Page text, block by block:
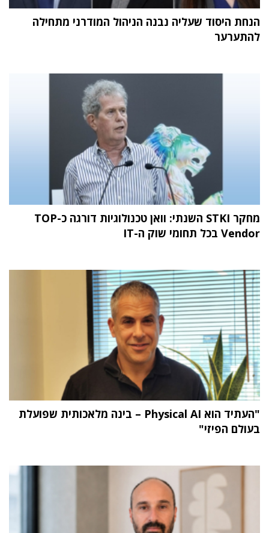
הנחת היסוד שעליה נבנה הניהול המודרני מתחילה
להתערער
מחקר STKI השנתי: וואן טכנולוגיות דורגה כ-TOP
Vendor בכל תחומי שוק ה-IT
"העתיד הוא Physical AI – בינה מלאכותית שפועלת
בעולם הפיזי"